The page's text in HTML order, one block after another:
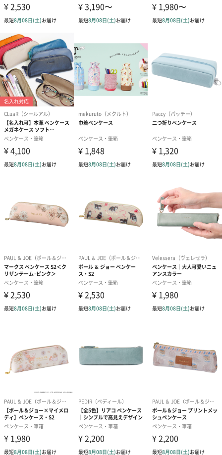
あり（280円）
メッセージカード（通常・写真・グリーティング）
誕生日や結婚祝い・出産祝いなど、様々なシーンのメッセージカ
ードを同梱します。
メッセージカードや封筒のデザインは一部変更する場合がありま
写真付きメッセージカ
ード（680円）
写真付きメッセージカ
ード（Thank you）ピ
ンク（680円）
【誕生日】
Birthday ホワ
刷なし）（
コットン巾着 【誕生
日】（グレー）M（550
円）
コットン巾着 【誕生
日】（スモーキーピン
ク）M（550円）
コットン巾着
とう】 M（